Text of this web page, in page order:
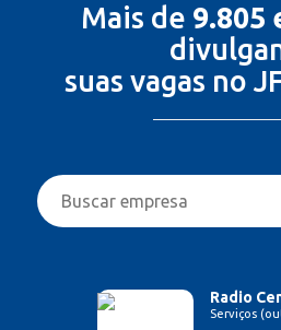
Mais de 9.805
suas vagas no
Radio
Serviços